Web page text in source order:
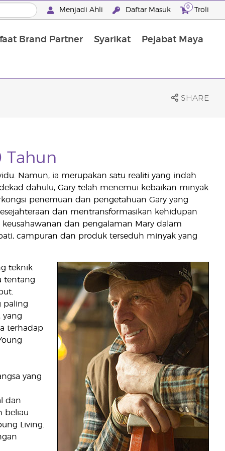
Menjadi Ahli Daftar Masuk 0 Troli
Brand Partner Syarikat Pejabat Maya
SHARE
Tahun
Namun, ia merupakan satu realiti yang indah
dahulu, Gary telah menemui kebaikan minyak
penemuan dan pengetahuan Gary yang
dan mentransformasikan kehidupan
dan pengalaman Mary dalam
campuran dan produk terseduh minyak yang
teknik
tentang
paling
yang
terhadap
yang
dan
beliau
Living.